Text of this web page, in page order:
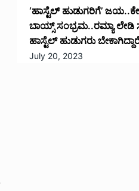
‘ಹಾಸ್ಟೆಲ್ ಹುಡುಗರಿಗೆ’
ಬಾಯ್ಸ್ ಸಂಭ್ರಮ..ರಮ್ಯಾ ಲೇಡಿ
ಹಾಸ್ಟೆಲ್ ಹುಡುಗರು
July 20, 2023